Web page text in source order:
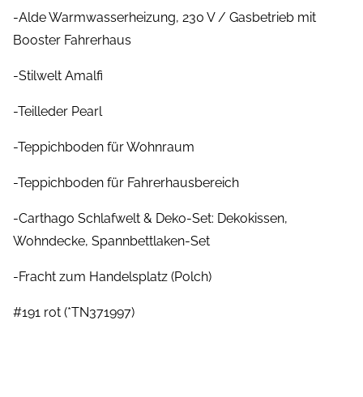
-Alde Warmwasserheizung, 230 V / Gasbetrieb mit
Booster Fahrerhaus
-Stilwelt Amalfi
-Teilleder Pearl
-Teppichboden für Wohnraum
-Teppichboden für Fahrerhausbereich
-Carthago Schlafwelt & Deko-Set: Dekokissen,
Wohndecke, Spannbettlaken-Set
-Fracht zum Handelsplatz (Polch)
#191 rot (*TN371997)